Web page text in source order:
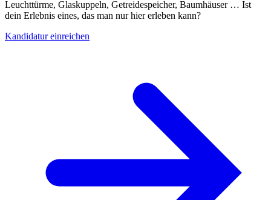
Leuchttürme, Glaskuppeln, Getreidespeicher, Baumhäuser … Ist
dein Erlebnis eines, das man nur hier erleben kann?
Kandidatur einreichen